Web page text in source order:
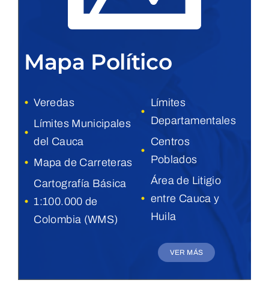
Mapa Político
• Veredas
•
Límites Municipales
del Cauca
• Mapa de Carreteras
•
Cartografía Básica
1:100.000 de
Colombia (WMS)
•
Límites
Departamentales
•
Centros
Poblados
•
Área de Litigio
entre Cauca y
Huila
VER MÁS